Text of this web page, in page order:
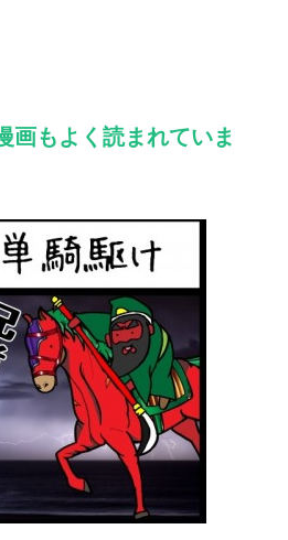
画もよく読まれていま